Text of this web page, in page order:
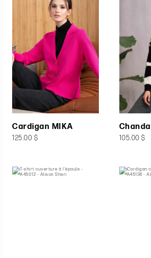
Cardigan MIKA
125.00 $ 105.00 $